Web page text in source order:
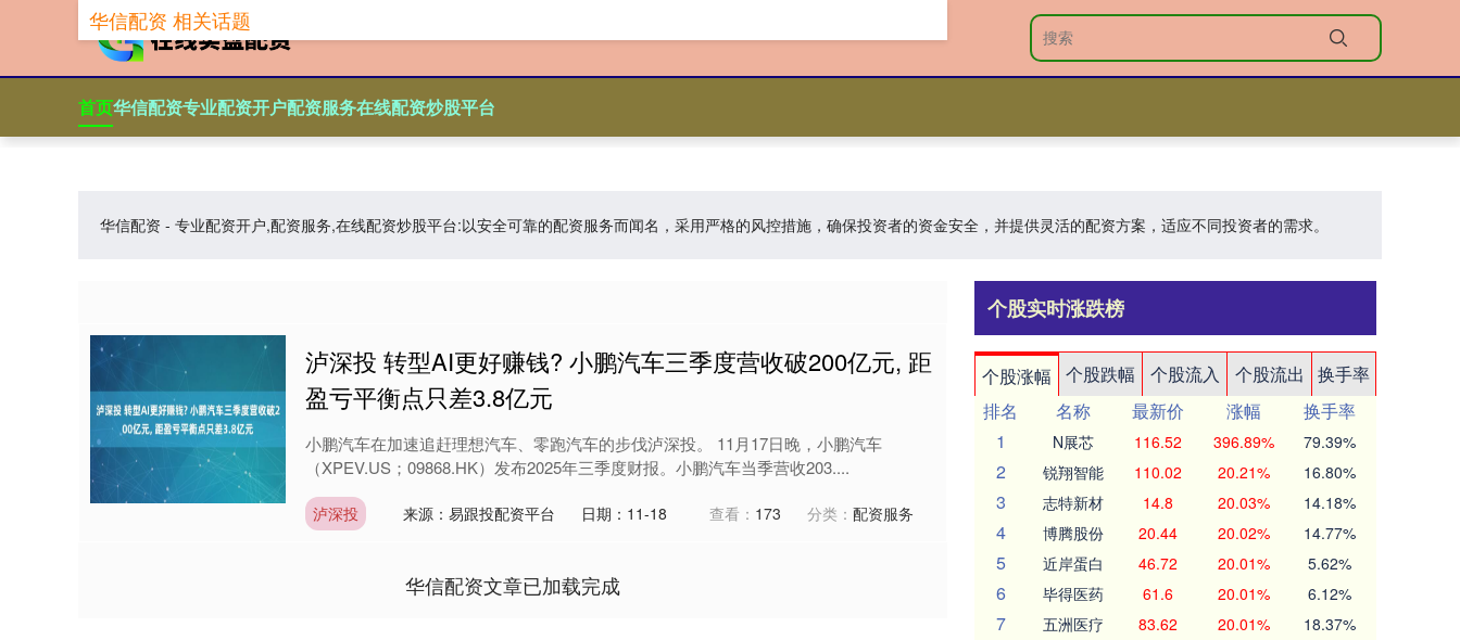
首页华信配资专业配资开户配资服务在线配资炒股平台
华信配资 - 专业配资开户,配资服务,在线配资炒股平台:以安全可靠的配资服务而闻名，采用严格的风控措施，确保投资者的资金安全，并提供灵活的配资方案，适应不同投资者的需求。
华信配资 相关话题
泸深投 转型AI更好赚钱? 小鹏汽车三季度营收破200亿元, 距
盈亏平衡点只差3.8亿元
小鹏汽车在加速追赶理想汽车、零跑汽车的步伐泸深投。 11月17日晚，小鹏汽车
（XPEV.US；09868.HK）发布2025年三季度财报。小鹏汽车当季营收203....
泸深投 来源：易跟投配资平台 日期：11-18 查看： 173 分类： 配资服务
华信配资文章已加载完成
个股实时涨跌榜
个股涨幅 个股跌幅 个股流入 个股流出
换手率
排名
名称 最新价 涨幅
换手率
1
N展芯 116.52 396.89% 79.39%
2 锐翔智能 110.02 20.21% 16.80%
3 志特新材 14.8 20.03% 14.18%
4 博腾股份 20.44 20.02% 14.77%
5 近岸蛋白 46.72 20.01% 5.62%
6 毕得医药 61.6 20.01% 6.12%
7 五洲医疗 83.62 20.01% 18.37%